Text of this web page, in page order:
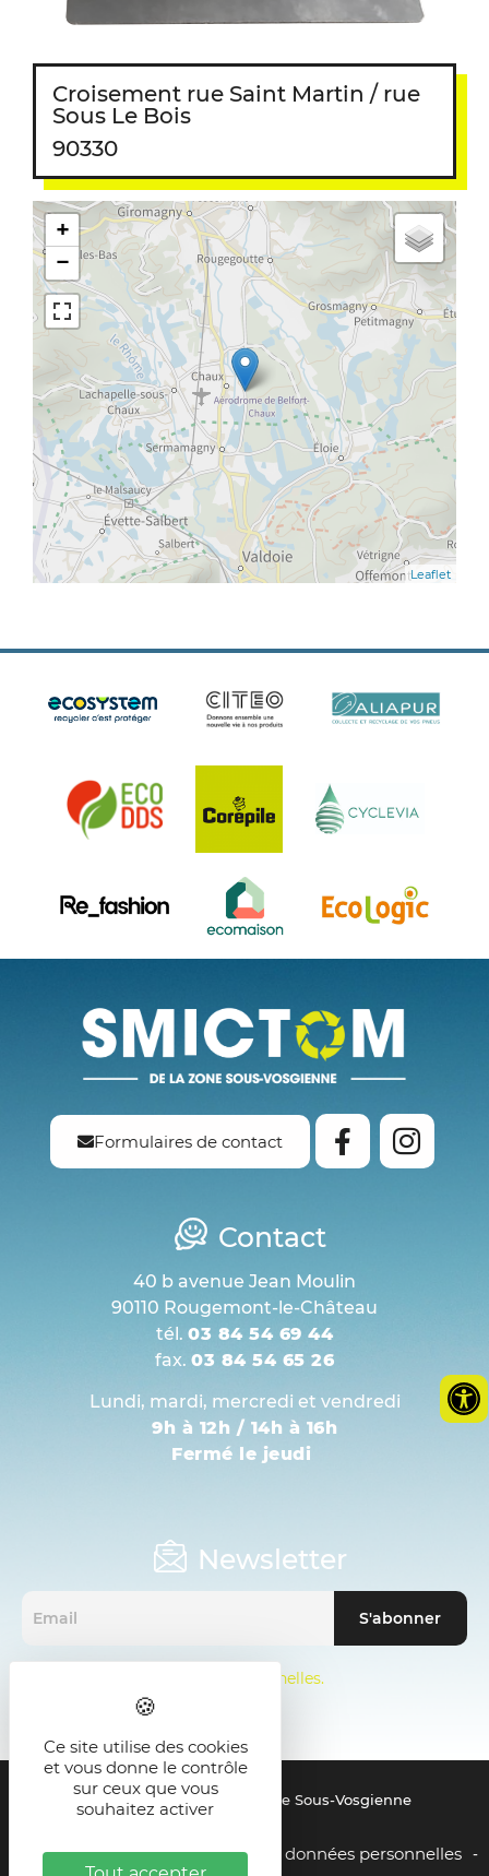
Croisement rue Saint Martin / rue
Sous Le Bois
90330
+
−
Leaflet
Formulaires de contact
Contact
40 b avenue Jean Moulin
90110 Rougemont-le-Château
tél. 03 84 54 69 44
fax. 03 84 54 65 26
Lundi, mardi, mercredi et vendredi
9h à 12h / 14h à 16h
Fermé le jeudi
Newsletter
Mentions sur les données personnelles.
© 2021 - SMICTOM de la Zone Sous-Vosgienne
Mentions légales - Gestion des données personnelles -
Ce site utilise des cookies
et vous donne le contrôle
sur ceux que vous
souhaitez activer